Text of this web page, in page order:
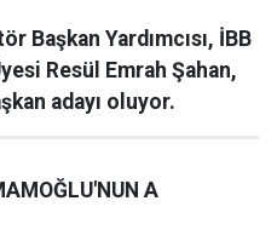
Başkan Yardımcısı, İBB
Resül Emrah Şahan,
adayı oluyor.
A